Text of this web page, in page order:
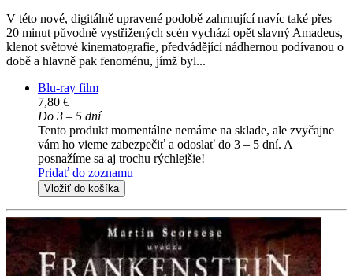
V této nové, digitálně upravené podobě zahrnující navíc také přes
20 minut původně vystřižených scén vychází opět slavný Amadeus,
klenot světové kinematografie, předvádějící nádhernou podívanou o
době a hlavně pak fenoménu, jímž byl...
Blu-ray film
7,80 €
Do 3 – 5 dní
Tento produkt momentálne nemáme na sklade, ale zvyčajne
vám ho vieme zabezpečiť a odoslať do 3 – 5 dní. A
posnažíme sa aj trochu rýchlejšie!
Pridať do zoznamu
Vložiť do košíka